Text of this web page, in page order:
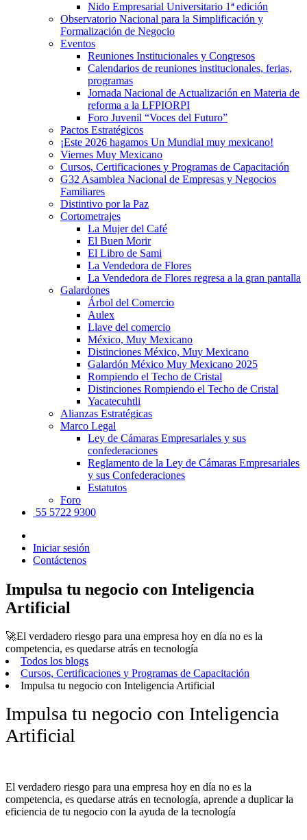
Nido Empresarial Universitario 1ª edición
Observatorio Nacional para la Simplificación y
Formalización de Negocio
Eventos
Reuniones Institucionales y Congresos
Calendarios de reuniones institucionales, ferias,
programas
Jornada Nacional de Actualización en Materia de
reforma a la LFPIORPI
Foro Juvenil “Voces del Futuro”
Pactos Estratégicos
¡Este 2026 hagamos Un Mundial muy mexicano!
Viernes Muy Mexicano
Cursos, Certificaciones y Programas de Capacitación
G32 Asamblea Nacional de Empresas y Negocios
Familiares
Distintivo por la Paz
Cortometrajes
La Mujer del Café
El Buen Morir
El Libro de Sami
La Vendedora de Flores
La Vendedora de Flores regresa a la gran pantalla
Galardones
Árbol del Comercio
Aulex
Llave del comercio
México, Muy Mexicano
Distinciones México, Muy Mexicano
Galardón México Muy Mexicano 2025
Rompiendo el Techo de Cristal
Distinciones Rompiendo el Techo de Cristal
Yacatecuhtli
Alianzas Estratégicas
Marco Legal
Ley de Cámaras Empresariales y sus
confederaciones
Reglamento de la Ley de Cámaras Empresariales
y sus Confederaciones
Estatutos
Foro
55 5722 9300
Iniciar sesión
Contáctenos
Impulsa tu negocio con Inteligencia
Artificial
🚀El verdadero riesgo para una empresa hoy en día no es la
competencia, es quedarse atrás en tecnología
Todos los blogs
Cursos, Certificaciones y Programas de Capacitación
Impulsa tu negocio con Inteligencia Artificial
Impulsa tu negocio con Inteligencia
Artificial
El verdadero riesgo para una empresa hoy en día no es la
competencia, es quedarse atrás en tecnología, aprende a duplicar la
eficiencia de tu negocio con la ayuda de la tecnología